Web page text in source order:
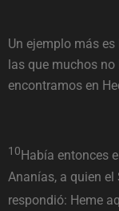
Un ejemplo más
las que muchos
encontramos en
10Había entonces
Ananías, a quien el
respondió: Heme